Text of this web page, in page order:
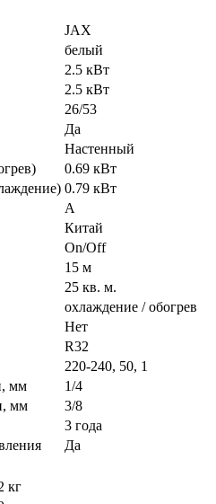
JAX
белый
2.5 кВт
2.5 кВт
26/53
Да
Настенный
0.69 кВт
0.79 кВт
A
Китай
On/Off
15 м
25 кв. м.
охлаждение / обогрев
Нет
R32
220-240, 50, 1
мм
1/4
мм
3/8
3 года
Да
кг